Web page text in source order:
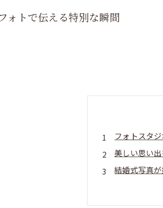
ォトで伝える特別な瞬間
フォトスタ
美しい思い
結婚式写真
あなたの特